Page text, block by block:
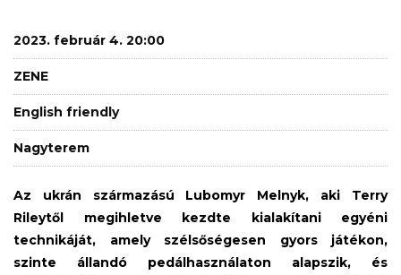
2023. február 4. 20:00
ZENE
English friendly
Nagyterem
Az ukrán származású Lubomyr Melnyk, aki Terry
Rileytől megihletve kezdte kialakítani egyéni
technikáját, amely szélsőségesen gyors játékon,
szinte állandó pedálhasználaton alapszik, és